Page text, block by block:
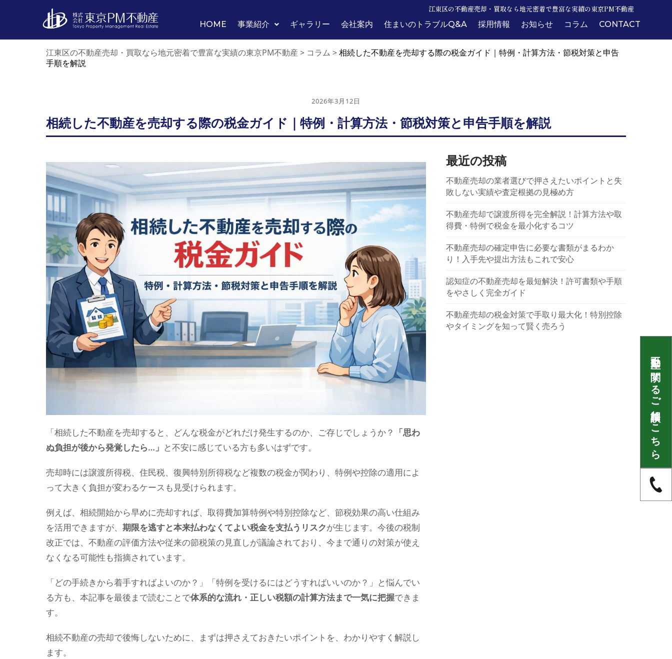
不動産に関するご相談はこちら
江東区の不動産売却・買取なら地元密着で豊富な実績の東京PM不動産
HOME
事業紹介 ギャラリー 会社案内 住まいのトラブルQ&A 採用情報 お知らせ コラム CONTACT
江東区の不動産売却・買取なら地元密着で豊富な実績の東京PM不動産 > コラム > 相続した不動産を売却する際の税金ガイド｜特例・計算方法・節税対策と申告
手順を解説
2026年3月12日
相続した不動産を売却する際の税金ガイド｜特例・計算方法・節税対策と申告手順を解説
「相続した不動産を売却すると、どんな税金がどれだけ発生するのか、ご存じでしょうか？
「思わ
ぬ負担が後から発覚したら…」 と不安に感じている方も多いはずです。
売却時には譲渡所得税、住民税、復興特別所得税など複数の税金が関わり、特例や控除の適用によ
って大きく負担が変わるケースも見受けられます。
例えば、相続開始から早めに売却すれば、取得費加算特例や特別控除など、節税効果の高い仕組み
を活用できますが、 期限を逃すと本来払わなくてよい税金を支払うリスクが生じます。今後の税制
改正では、不動産の評価方法や従来の節税策の見直しが議論されており、今まで通りの対策が使え
なくなる可能性も指摘されています。
「どの手続きから着手すればよいのか？」「特例を受けるにはどうすればいいのか？」と悩んでい
る方も、本記事を最後まで読むことで体系的な流れ・正しい税額の計算方法まで一気に把握できま
す。
相続不動産の売却で後悔しないために、まずは押さえておきたいポイントを、わかりやすく解説し
ます。
最近の投稿
不動産売却の業者選びで押さえたいポイントと失
敗しない実績や査定根拠の見極め方
不動産売却で譲渡所得を完全解説！計算方法や取
得費・特例で税金を最小化するコツ
不動産売却の確定申告に必要な書類がまるわか
り！入手先や提出方法もこれで安心
認知症の不動産売却を最短解決！許可書類や手順
をやさしく完全ガイド
不動産売却の税金対策で手取り最大化！特別控除
やタイミングを知って賢く売ろう